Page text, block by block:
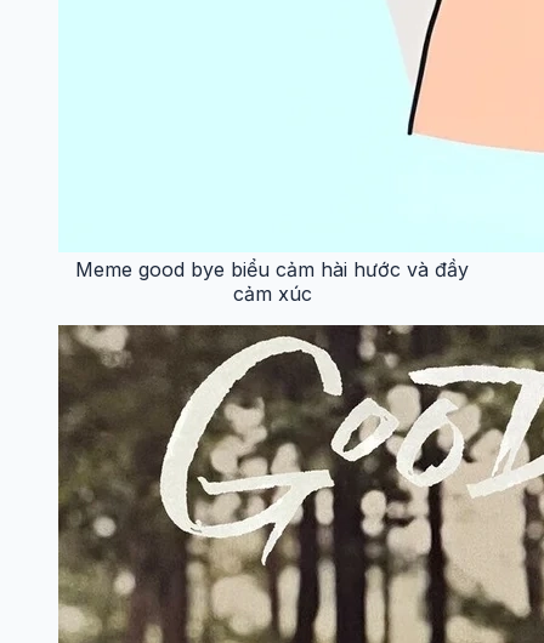
Meme good bye biểu cảm hài hước và đầy
cảm xúc